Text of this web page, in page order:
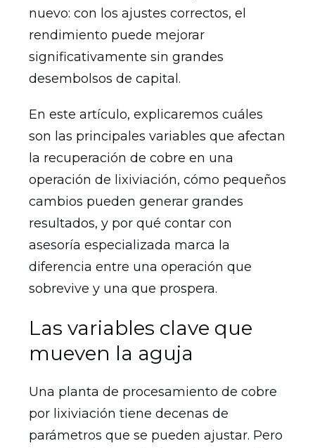
nuevo: con los ajustes correctos, el
rendimiento puede mejorar
significativamente sin grandes
desembolsos de capital.
En este artículo, explicaremos cuáles
son las principales variables que afectan
la recuperación de cobre en una
operación de lixiviación, cómo pequeños
cambios pueden generar grandes
resultados, y por qué contar con
asesoría especializada marca la
diferencia entre una operación que
sobrevive y una que prospera.
Las variables clave que
mueven la aguja
Una planta de procesamiento de cobre
por lixiviación tiene decenas de
parámetros que se pueden ajustar. Pero